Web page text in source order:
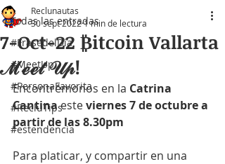
Todas las entradas
#FrasedelDía
#MeetUp
#PersonaFavorita
#RecluTips
#estendencia
7-Oct-22 ₿itcoin Vallarta
ℳℯℯ𝓉 𝒰𝓅!
Reclunautas
30 sept 20221 min de lectura
Encontrémonos en la Catrina
Cantina este viernes 7 de octubre a
partir de las 8.30pm
Para platicar, y compartir en una